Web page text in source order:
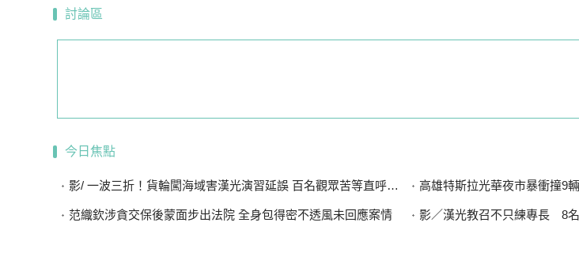
討論區
今日焦點
影/ 一波三折！貨輪闖海域害漢光演習延誤 百名觀眾苦等直呼可惜 高雄特斯拉光華夜市暴衝撞9輛
范織欽涉貪交保後蒙面步出法院 全身包得密不透風未回應案情 影／漢光教召不只練專長 8